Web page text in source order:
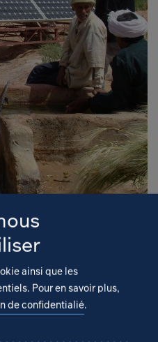
de projets de
clé «
ainsi que les
Pour en savoir plus,
de confidentialié.